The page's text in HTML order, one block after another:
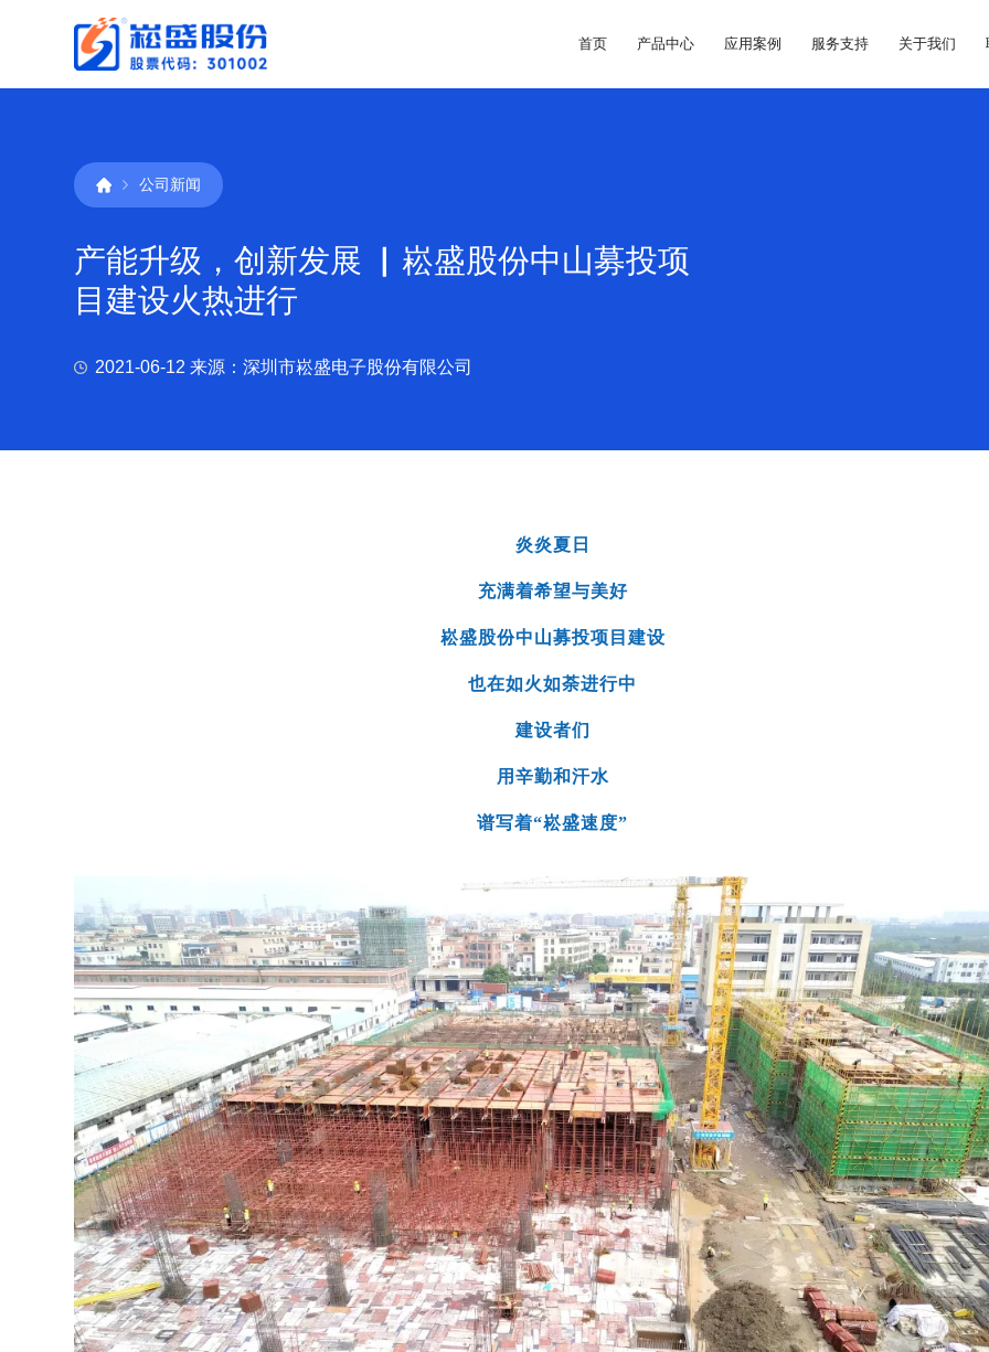
首页 产品中心 应用案例 服务支持 关于我们
公司新闻
产能升级，创新发展 ▏崧盛股份中山募投项
目建设火热进行
2021-06-12 来源：深圳市崧盛电子股份有限公司
炎炎夏日
充满着希望与美好
崧盛股份中山募投项目建设
也在如火如荼进行中
建设者们
用辛勤和汗水
谱写着“崧盛速度”